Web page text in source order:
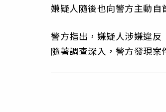
嫌疑人隨後也向警方主動自
警方指出，嫌疑人涉嫌違
隨著調查深入，警方發現案